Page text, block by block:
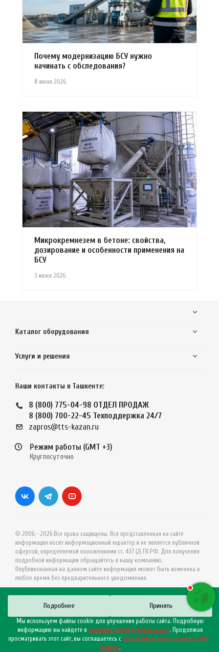
8 июня 2026
Почему модернизацию БСУ нужно
начинать с обследования?
3 июня 2026
Микрокремнезем в бетоне: свойства,
дозирование и особенности применения на
БСУ
Каталог оборудования
Услуги и решения
Наши контакты в Ташкенте:
8 (800) 775-04-98 ОТДЕЛ ПРОДАЖ
8 (800) 700-22-45 Техподдержка 24/7
zapros@tts-kazan.ru
Режим работы (GMT +3)
Круглосуточно
© 2006 - 2026 Все права защищены. Вся представленная на сайте
информация носит информационный характер и не является публичной
офертой, определяемой положениями ст. 437 (2) ГК РФ. Для получения
подробной информации обращайтесь в нашу компанию.
Опубликованная на данном сайте информация может быть изменена в
любое время без предварительного уведомления.
Подробнее Принять
Мы используем файлы cookie для улучшения работы сайта. Подробную
информацию вы найдете в Политике конфиденциальности. Продолжая
просматривать этот сайт, вы соглашаетесь с условиями использования cookie–
файлов.